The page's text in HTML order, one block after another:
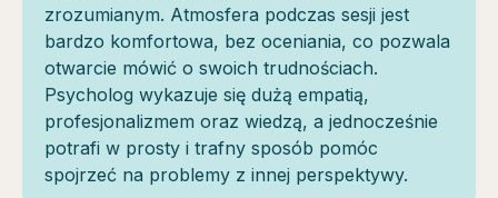
zrozumianym. Atmosfera podczas sesji jest
bardzo komfortowa, bez oceniania, co pozwala
otwarcie mówić o swoich trudnościach.
Psycholog wykazuje się dużą empatią,
profesjonalizmem oraz wiedzą, a jednocześnie
potrafi w prosty i trafny sposób pomóc
spojrzeć na problemy z innej perspektywy.